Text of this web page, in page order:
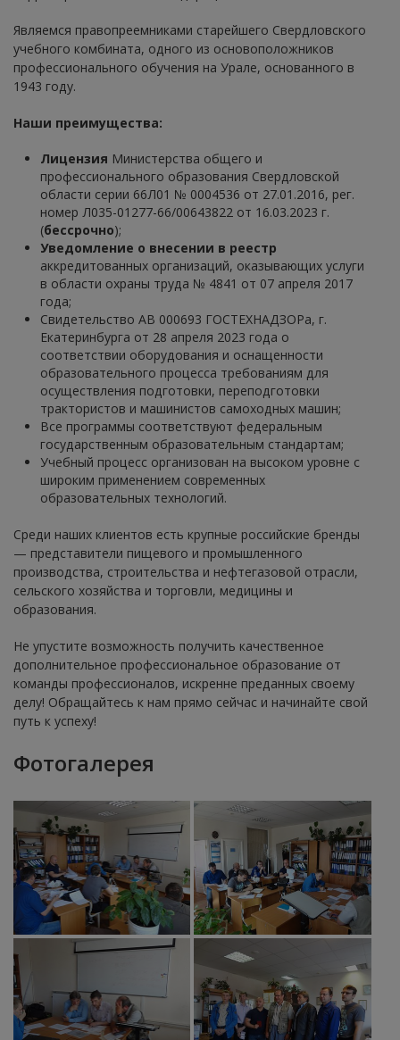
Являемся правопреемниками старейшего Свердловского
учебного комбината, одного из основоположников
профессионального обучения на Урале, основанного в
1943 году.
Наши преимущества:
Лицензия Министерства общего и
профессионального образования Свердловской
области серии 66Л01 № 0004536 от 27.01.2016, рег.
номер Л035-01277-66/00643822 от 16.03.2023 г.
(бессрочно);
Уведомление о внесении в реестр
аккредитованных организаций, оказывающих услуги
в области охраны труда № 4841 от 07 апреля 2017
года;
Свидетельство АВ 000693 ГОСТЕХНАДЗОРа, г.
Екатеринбурга от 28 апреля 2023 года о
соответствии оборудования и оснащенности
образовательного процесса требованиям для
осуществления подготовки, переподготовки
трактористов и машинистов самоходных машин;
Все программы соответствуют федеральным
государственным образовательным стандартам;
Учебный процесс организован на высоком уровне с
широким применением современных
образовательных технологий.
Среди наших клиентов есть крупные российские бренды
— представители пищевого и промышленного
производства, строительства и нефтегазовой отрасли,
сельского хозяйства и торговли, медицины и
образования.
Не упустите возможность получить качественное
дополнительное профессиональное образование от
команды профессионалов, искренне преданных своему
делу! Обращайтесь к нам прямо сейчас и начинайте свой
путь к успеху!
Фотогалерея